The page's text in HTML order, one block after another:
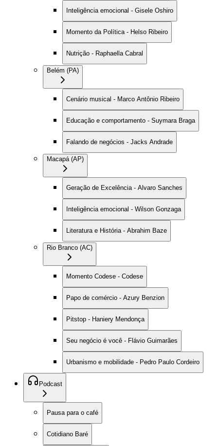
Inteligência emocional - Gisele Oshiro
Momento da Política - Helso Ribeiro
Nutrição - Raphaella Cabral
Belém (PA)
Cenário musical - Marco Antônio Ribeiro
Educação e comportamento - Suymara Braga
Falando de negócios - Jacks Andrade
Macapá (AP)
Geração de Excelência - Alvaro Sanches
Inteligência emocional - Wilson Gonzaga
Literatura e História - Abrahim Baze
Rio Branco (AC)
Momento Codese - Codese
Papo de comércio - Azury Benzion
Pitstop - Haniery Mendonça
Seu negócio é você - Flávio Guimarães
Urbanismo e mobilidade - Pedro Paulo Cordeiro
Podcast
Pausa para o café
Cotidiano Baré